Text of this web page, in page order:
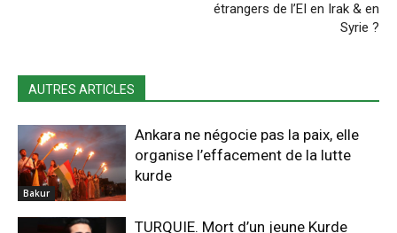
étrangers de l’EI en Irak & en
Syrie ?
AUTRES ARTICLES
Bakur
Ankara ne négocie pas la paix, elle
organise l’effacement de la lutte
kurde
TURQUIE. Mort d’un jeune Kurde